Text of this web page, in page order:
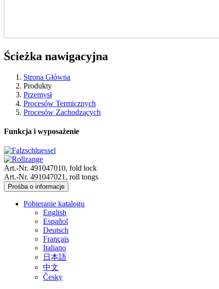
Ścieżka nawigacyjna
Strona Główna
Produkty
Przemysł
Procesów Termicznych
Procesów Zachodzących
Funkcja i wyposażenie
Art.-Nr. 491047010, fold lock
Art.-Nr. 491047021, roll tongs
Prośba o informacje
Pobieranie katalogu
English
Español
Deutsch
Français
Italiano
日本語
中文
Česky